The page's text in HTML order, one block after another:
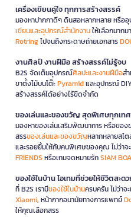
เครื่องเขียนคู่ใจ ทุกการสร้างสรรค์
มองหาปากกาดีๆ ดินสอหลากหลาย หรือ
เขียนและอุปกรณ์สำนักงานให้เลือกมาก
Rotringไปจนถึงกระดาษถ่ายเอกสาร
งานศิลป์ งานฝีมือ สร้างสรรค์ไม่รู้จบ
B2S จัดเต็มอุปกรณ์ศิลปะและงานฝีมือส
ขาตั้งไม้บนโต๊ะPyramidและอุปกรณ์
สร้างสรรค์ได้อย่างไร้ขีดจำกัด
ของเล่นและของขวัญ สุดพิเศษทุกเท
มองหาของเล่นเสริมพัฒนาการ หรือขอ
สรรของเล่นและของขวัญหลากหลายสไ
และรอยยิ้มให้กับคนพิเศษของคุณ ไม่ว่าจ
FRIENDS หรือเกมจดหมายรักSIAM
ของใช้ในบ้าน ไอเทมที่ช่วยให้ชีวิตสะด
ที่ B2S เรามีของใช้ในบ้านครบครัน ไม่ว่าจ
Xiaomi, หน้ากากอนามัยทางการแพทย์
ให้คุณเลือกสรร